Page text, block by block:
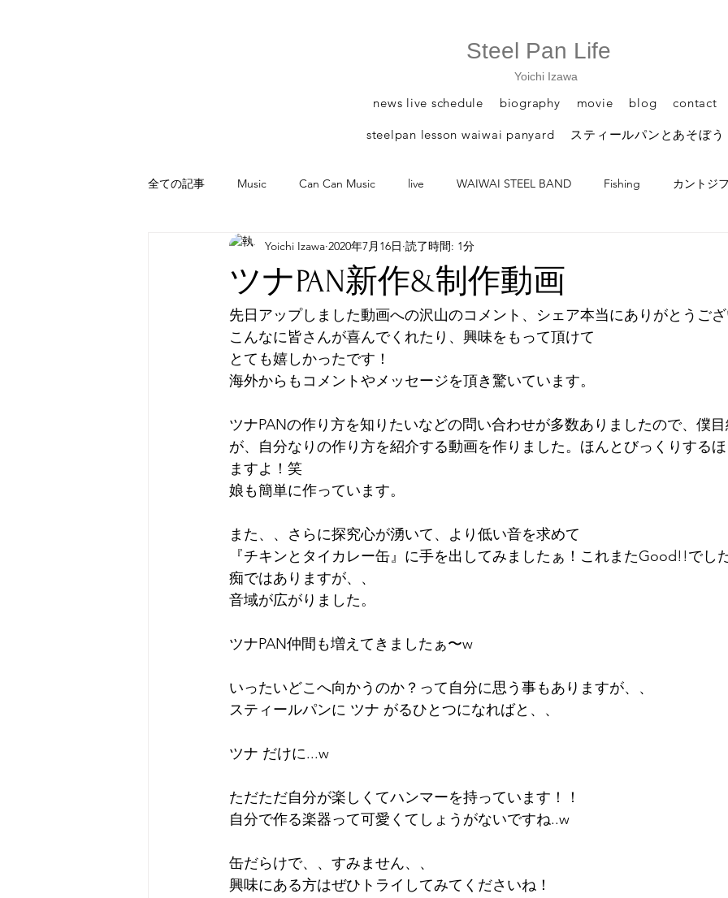
Steel Pan Life
Yoichi Izawa
news live schedule biography movie blog contact
steelpan lesson waiwai panyard スティールパンとあそぼう
全ての記事 Music Can Can Music live WAIWAI STEEL BAND Fishing カントジ
WAIWAI PANYARD ピアコパン / piacopan スティールパンとあそぼう
ツナPAN新作&制作動画
Yoichi Izawa 2020年7月16日 読了時間: 1分
先日アップしました動画への沢山のコメント、シェア本当にありがとうご
こんなに皆さんが喜んでくれたり、興味をもって頂けて
とても嬉しかったです！
海外からもコメントやメッセージを頂き驚いています。
ツナPANの作り方を知りたいなどの問い合わせが多数ありましたので、僕
が、自分なりの作り方を紹介する動画を作りました。ほんとびっくりする
ますよ！笑
娘も簡単に作っています。
また、、さらに探究心が湧いて、より低い音を求めて
『チキンとタイカレー缶』に手を出してみましたぁ！これまたGood!!でし
痴ではありますが、、
音域が広がりました。
ツナPAN仲間も増えてきましたぁ〜w
いったいどこへ向かうのか？って自分に思う事もありますが、、
スティールパンに ツナ がるひとつになればと、、
ツナ だけに...w
ただただ自分が楽しくてハンマーを持っています！！
自分で作る楽器って可愛くてしょうがないですね..w
缶だらけで、、すみません、、
興味にある方はぜひトライしてみてくださいね！